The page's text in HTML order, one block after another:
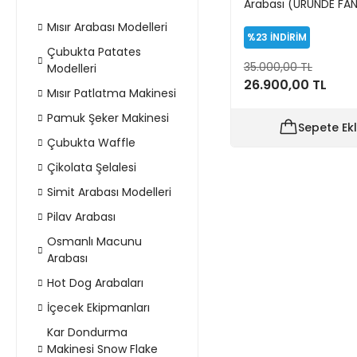
Mısır Arabası Modelleri
Çubukta Patates
Modelleri
Mısır Patlatma Makinesi
Pamuk Şeker Makinesi
Çubukta Waffle
Çikolata Şelalesi
Simit Arabası Modelleri
Pilav Arabası
Osmanlı Macunu
Arabası
Hot Dog Arabaları
İçecek Ekipmanları
Kar Dondurma
Makinesi Snow Flake
Arabası (ÜRÜNDE
%23 İNDİRİM
35.000,00 TL
26.900,00 TL
Sepete